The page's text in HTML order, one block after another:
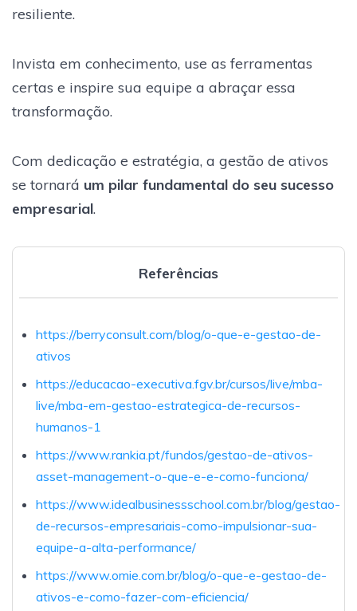
resiliente.
Invista em conhecimento, use as ferramentas
certas e inspire sua equipe a abraçar essa
transformação.
Com dedicação e estratégia, a gestão de ativos
se tornará um pilar fundamental do seu sucesso
empresarial.
Referências
https://berryconsult.com/blog/o-que-e-gestao-de-
ativos
https://educacao-executiva.fgv.br/cursos/live/mba-
live/mba-em-gestao-estrategica-de-recursos-
humanos-1
https://www.rankia.pt/fundos/gestao-de-ativos-
asset-management-o-que-e-e-como-funciona/
https://www.idealbusinessschool.com.br/blog/gestao-
de-recursos-empresariais-como-impulsionar-sua-
equipe-a-alta-performance/
https://www.omie.com.br/blog/o-que-e-gestao-de-
ativos-e-como-fazer-com-eficiencia/